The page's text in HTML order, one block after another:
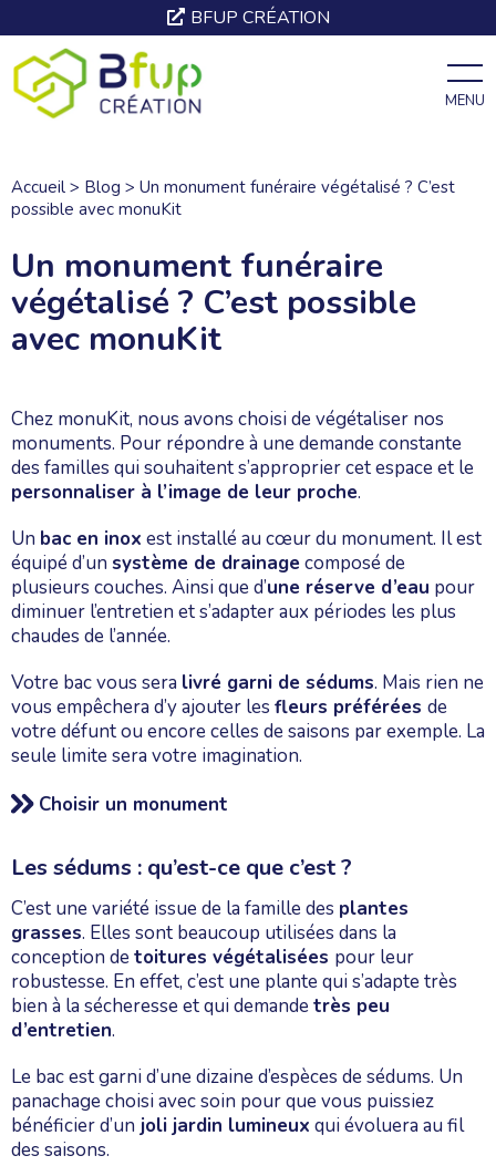
BFUP CRÉATION
MENU
Accueil > Blog > Un monument funéraire végétalisé ? C’est
possible avec monuKit
Un monument funéraire
végétalisé ? C’est possible
avec monuKit
Chez monuKit, nous avons choisi de végétaliser nos
monuments. Pour répondre à une demande constante
des familles qui souhaitent s’approprier cet espace et le
personnaliser à l’image de leur proche.
Un bac en inox est installé au cœur du monument. Il est
équipé d’un système de drainage composé de
plusieurs couches. Ainsi que d’une réserve d’eau pour
diminuer l’entretien et s’adapter aux périodes les plus
chaudes de l’année.
Votre bac vous sera livré garni de sédums. Mais rien ne
vous empêchera d’y ajouter les fleurs préférées de
votre défunt ou encore celles de saisons par exemple. La
seule limite sera votre imagination.
Choisir un monument
Les sédums : qu’est-ce que c’est ?
C’est une variété issue de la famille des plantes
grasses. Elles sont beaucoup utilisées dans la
conception detoitures végétalisées pour leur
robustesse. En effet, c’est une plante qui s’adapte très
bien à la sécheresse et qui demandetrès peu
d’entretien.
Le bac est garni d’une dizaine d’espèces de sédums. Un
panachage choisi avec soin pour que vous puissiez
bénéficier d’un joli jardin lumineux qui évoluera au fil
des saisons.